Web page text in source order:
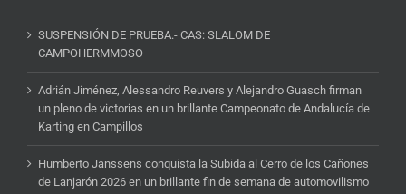
SUSPENSIÓN DE PRUEBA.- CAS: SLALOM DE
CAMPOHERMMOSO
Adrián Jiménez, Alessandro Reuvers y Alejandro Guasch firman
un pleno de victorias en un brillante Campeonato de Andalucía de
Karting en Campillos
Humberto Janssens conquista la Subida al Cerro de los Cañones
de Lanjarón 2026 en un brillante fin de semana de automovilismo